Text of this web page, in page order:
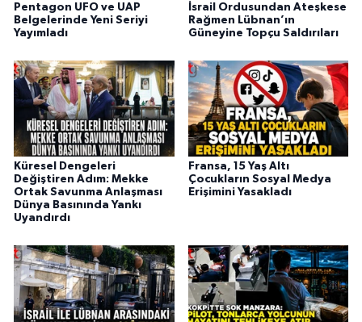
Pentagon UFO ve UAP
Belgelerinde Yeni Seriyi
Yayımladı
İsrail Ordusundan Ateşkese
Rağmen Lübnan’ın
Güneyine Topçu Saldırıları
Küresel Dengeleri
Değiştiren Adım: Mekke
Ortak Savunma Anlaşması
Dünya Basınında Yankı
Uyandırdı
Fransa, 15 Yaş Altı
Çocukların Sosyal Medya
Erişimini Yasakladı